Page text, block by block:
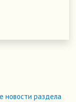
новости раздела